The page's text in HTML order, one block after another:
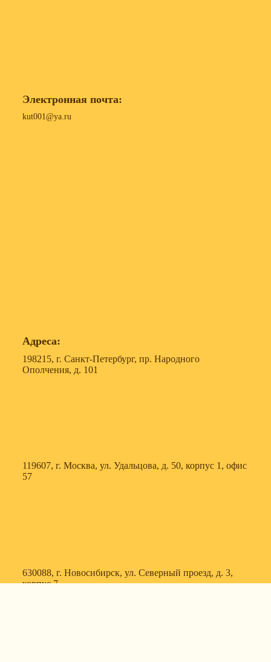
Электронная почта:
kut001@ya.ru
Адреса:
198215, г. Санкт-Петербург, пр. Народного
Ополчения, д. 101
119607, г. Москва, ул. Удальцова, д. 50, корпус 1, офис
57
630088, г. Новосибирск, ул. Северный проезд, д. 3,
корпус 7